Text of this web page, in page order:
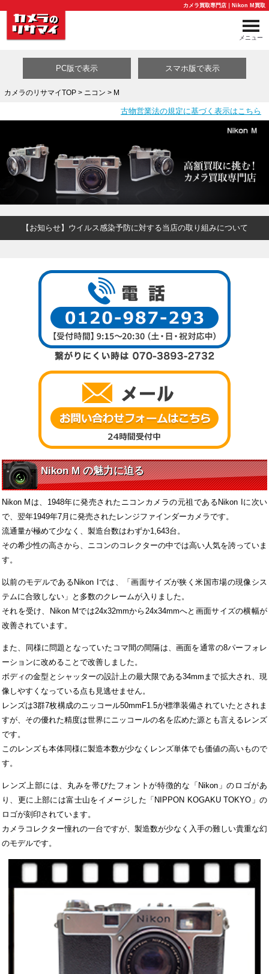
カメラ買取専門店｜Nikon M買取
メニュー
買取カテゴリ一覧
PC版で表示 スマホ版で表示
カメラのリサマイTOP> ニコン > M
古物営業法の規定に基づく表示はこちら
【お知らせ】ウイルス感染予防に対する当店の取り組みについて
Nikon M の魅力に迫る
Nikon Mは、1948年に発売されたニコンカメラの元祖であるNikon Iに次い
で、翌年1949年7月に発売されたレンジファインダーカメラです。
流通量が極めて少なく、製造台数はわずか1,643台。
その希少性の高さから、ニコンのコレクターの中では高い人気を誇っていま
す。
以前のモデルであるNikon Iでは、「画面サイズが狭く米国市場の現像シス
テムに合致しない」と多数のクレームが入りました。
それを受け、Nikon Mでは24x32mmから24x34mmへと画面サイズの横幅が
改善されています。
また、同様に問題となっていたコマ間の間隔は、画面を通常の8パーフォレ
ーションに改めることで改善しました。
ボディの金型とシャッターの設計上の最大限である34mmまで拡大され、現
像しやすくなっている点も見逃せません。
レンズは3群7枚構成のニッコール50mmF1.5が標準装備されていたとされま
すが、その優れた精度は世界にニッコールの名を広めた源とも言えるレンズ
です。
このレンズも本体同様に製造本数が少なくレンズ単体でも価値の高いもので
す。
レンズ上部には、丸みを帯びたフォントが特徴的な「Nikon」のロゴがあ
り、更に上部には富士山をイメージした「NIPPON KOGAKU TOKYO」の
ロゴが刻印されています。
カメラコレクター憧れの一台ですが、製造数が少なく入手の難しい貴重な幻
のモデルです。